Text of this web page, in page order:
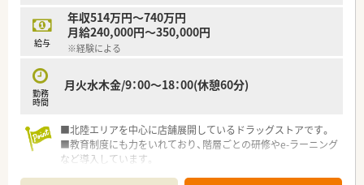
給与
年収514万円～740万円
月給240,000円～350,000円
※経験による
勤務
時間
月火水木金/9：00～18：00(休憩60分)
■北陸エリアを中心に店舗展開しているドラッグストアです。
■教育制度にも力をいれており、階層ごとの研修やe-ラーニング
など導入しています。